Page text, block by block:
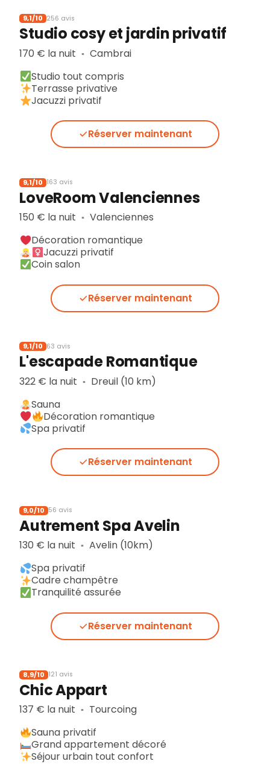
9,1/10 256 avis
Studio cosy et jardin privatif
170 € la nuit ▪︎ Cambrai
Studio tout compris
Terrasse privative
Jacuzzi privatif
Réserver maintenant
9,1/10 163 avis
LoveRoom Valenciennes
150 € la nuit ▪︎ Valenciennes
Décoration romantique
Jacuzzi privatif
Coin salon
Réserver maintenant
9,1/10 63 avis
L'escapade Romantique
322 € la nuit ▪︎ Dreuil (10 km)
Sauna
Décoration romantique
Spa privatif
Réserver maintenant
9,0/10 56 avis
Autrement Spa Avelin
130 € la nuit ▪︎ Avelin (10km)
Spa privatif
Cadre champêtre
Tranquilité assurée
Réserver maintenant
8,9/10 121 avis
Chic Appart
137 € la nuit ▪︎ Tourcoing
Sauna privatif
Grand appartement décoré
Séjour urbain tout confort